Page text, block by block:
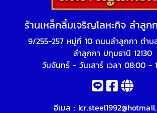
ร้านเหล็กลิ้มเจริญโลหะกิจ ลำลูก
9/255-257 หมู่ที่ 10 ถนนลำลูกกา ตำบ
ลำลูกกา ปทุมธานี 12130
วันจันทร์ - วันเสาร์ เวลา 08:00 -
อีเมล :